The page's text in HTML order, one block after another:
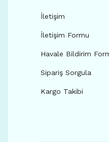
İletişim
İletişim Formu
Havale Bildirim
Sipariş Sorgula
Kargo Takibi